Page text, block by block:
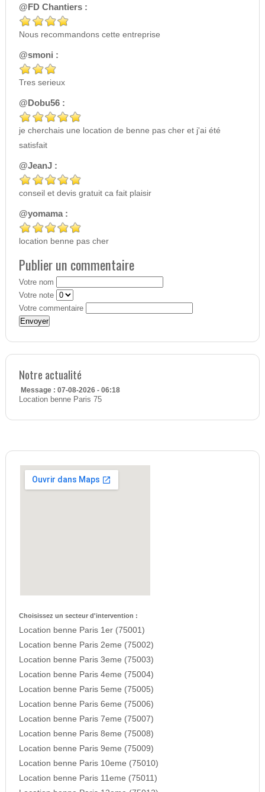
@FD Chantiers :
Nous recommandons cette entreprise
@smoni :
Tres serieux
@Dobu56 :
je cherchais une location de benne pas cher et j'ai été
satisfait
@JeanJ :
conseil et devis gratuit ca fait plaisir
@yomama :
location benne pas cher
Publier un commentaire
Votre nom
Votre note
Votre commentaire
Notre actualité
Message : 07-08-2026 - 06:18
Location benne Paris 75
Choisissez un secteur d'intervention :
Location benne Paris 1er (75001)
Location benne Paris 2eme (75002)
Location benne Paris 3eme (75003)
Location benne Paris 4eme (75004)
Location benne Paris 5eme (75005)
Location benne Paris 6eme (75006)
Location benne Paris 7eme (75007)
Location benne Paris 8eme (75008)
Location benne Paris 9eme (75009)
Location benne Paris 10eme (75010)
Location benne Paris 11eme (75011)